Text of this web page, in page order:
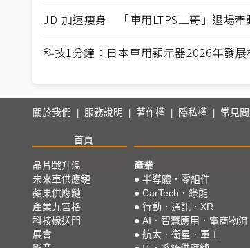
JDI加速瘦身 「車用LTPS二哥」退場牽
科技1分鐘：日本車用顯示器2026年發展
關於我們 服務說明 著作權 隱私權 常見
首頁
晶片戰升溫
未來車供應鏈
蘋果供應鏈
產業九宮格
科技椽送門
展會
產業
● 半導體．零組件
● CarTech．綠能
● 行動．通訊．XR
● AI．智慧應用．電商物流
● 航太．衛星．軍工